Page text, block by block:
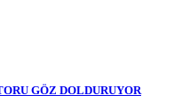
GÖZ DOLDURUYOR